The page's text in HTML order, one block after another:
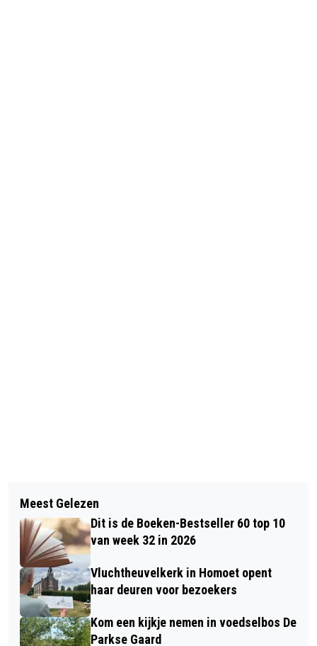
WAARSCHUWING: TOENAME VAN
WHATSAPP- EN SMS-OPLICHTING IN
HEEL NEDERLAND
WORLD STREET PAINTING VIERT 10-
JARIG JUBILEUM IN TIEL
Meest Gelezen
Dit is de Boeken-Bestseller 60 top 10
van week 32 in 2026
Vluchtheuvelkerk in Homoet opent
haar deuren voor bezoekers
Kom een kijkje nemen in voedselbos De
Parkse Gaard